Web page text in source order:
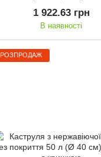
1 922.63 грн
В наявності
РОЗПРОДАЖ